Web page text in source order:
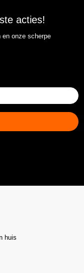
acties!
en onze scherpe
huis